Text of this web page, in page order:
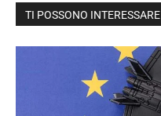
TI POSSONO INTERESSARE